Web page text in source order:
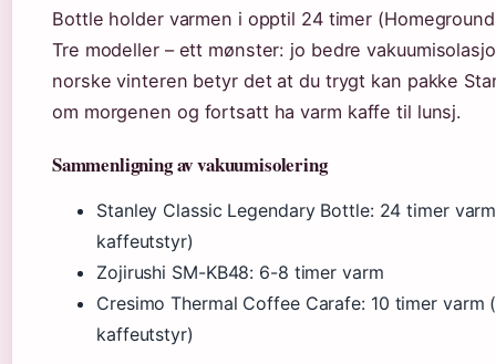
Bottle holder varmen i opptil 24 timer
Tre modeller – ett mønster: jo bedre
norske vinteren betyr det at du trygt kan pakke
om morgenen og fortsatt ha varm kaffe til lunsj.
Sammenligning av vakuumisolering
Stanley Classic Legendary Bottle: 24 timer
kaffeutstyr)
Zojirushi SM-KB48: 6-8 timer varm
Cresimo Thermal Coffee Carafe: 10 timer varm
kaffeutstyr)